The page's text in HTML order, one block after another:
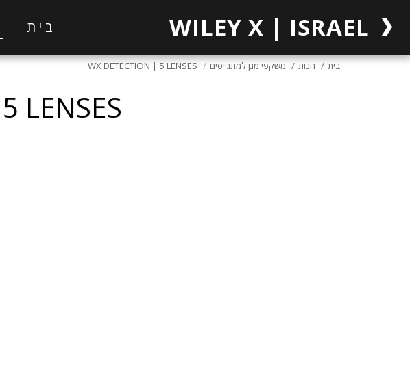
WILEY X | ISRAEL בית
בית חנות משקפי מגן למתגייסים WX DETECTION | 5 LENSES
LENSES